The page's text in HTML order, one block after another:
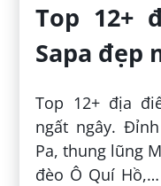
Top 12+
Sapa đẹp
Top 12+ địa
ngất ngây.
Pa, thung lũng
đèo Ô Quí